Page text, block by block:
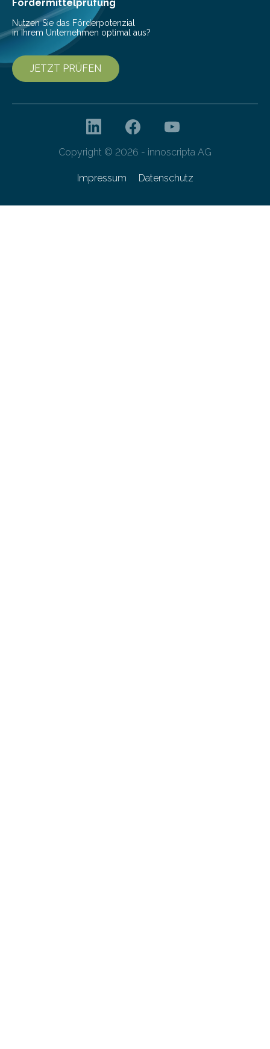
Fördermittelprüfung
Nutzen Sie das Förderpotenzial
in Ihrem Unternehmen optimal aus?
JETZT PRÜFEN
Copyright © 2026 - innoscripta AG
Impressum Datenschutz